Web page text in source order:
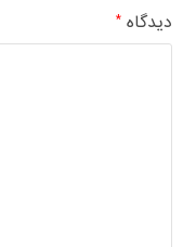
دیدگاه*